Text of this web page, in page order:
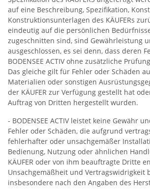
auf eine Beschreibung, Spezifikation,
Konstruktionsunterlagen des KÄUFERs
eindeutig auf die persönlichen Bedürfnisse
zugeschnitten sind, sind Gewährleistung
ausgeschlossen, es sei denn, dass deren
BODENSEE ACTIV ohne zusätzliche
Das gleiche gilt für Fehler oder Schäden
Materialien oder sonstigen
der KÄUFER zur Verfügung gestellt hat
Auftrag von Dritten hergestellt wurden.
- BODENSEE ACTIV leistet keine Gewähr
Fehler oder Schäden, die aufgrund
fehlerhafter oder unsachgemäßer
Bedienung, Nutzung oder ähnlichen
KÄUFER oder von ihm beauftragte Dritte
Unsachgemäßheit und Vertragswidrigkeit
insbesondere nach den Angaben des